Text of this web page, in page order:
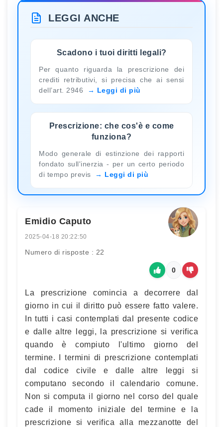
LEGGI ANCHE
Scadono i tuoi diritti legali?
Per quanto riguarda la prescrizione dei
crediti retributivi, si precisa che ai sensi
dell’art. 2946
Leggi di più
Prescrizione: che cos'è e come
funziona?
Modo generale di estinzione dei rapporti
fondato sull'inerzia - per un certo periodo
di tempo previs
Leggi di più
Emidio Caputo
2025-04-18 20:22:50
Numero di risposte : 22
0
La prescrizione comincia a decorrere dal
giorno in cui il diritto può essere fatto valere.
In tutti i casi contemplati dal presente codice
e dalle altre leggi, la prescrizione si verifica
quando è compiuto l'ultimo giorno del
termine. I termini di prescrizione contemplati
dal codice civile e dalle altre leggi si
computano secondo il calendario comune.
Non si computa il giorno nel corso del quale
cade il momento iniziale del termine e la
prescrizione si verifica alla mezzanotte del